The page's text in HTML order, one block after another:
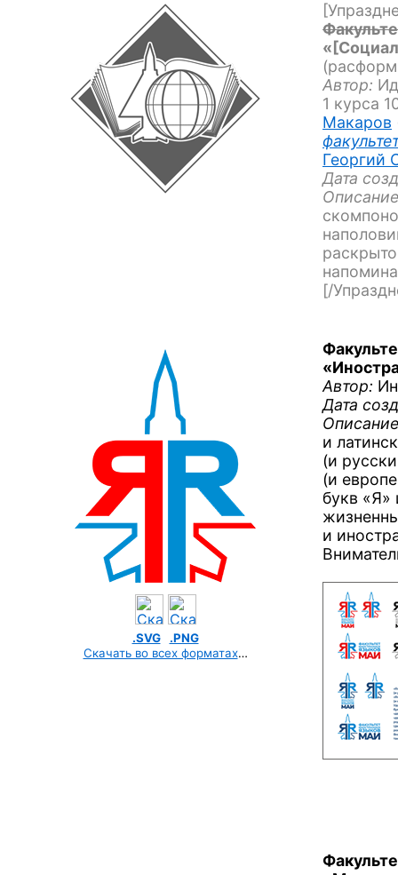
«
Автор:
1 курса
Макаров
Георгий
Дата
[/
.SVG
.PNG
Скачать во всех форматах…
Автор:
Дата
и
(и
(и
букв «Я»
и